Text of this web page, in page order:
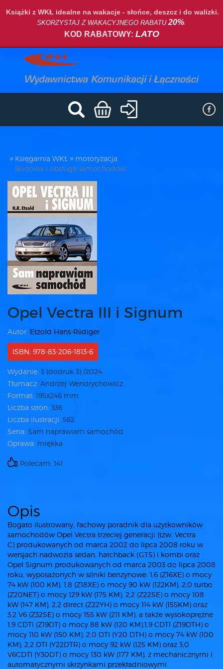
Książki z WKŁ idealne na wakacje - słońce, deszcz i do walizki.
SKORZYSTAJ Z WAKACYJNEGO RABATU20%.
KOD RABATOWY: LATO
Księgarnia WKŁ
motoryzacja
Budowa i obsługa samochodów
Opel Vectra III i Signum
Autor: Etzold Hans-Rüdiger
ISBN: 978-83-206-1813-6
Wydanie: 3 (dodruk 3) /2024
Tłumacz: Andrzej Wendrychowicz
Format: 195x246 mm
Liczba stron: 336
Liczba ilustracji: 562
Seria: Sam naprawiam samochód
Oprawa: miękka
Polecam: 141
Opis
Bogato ilustrowany, fachowy poradnik dla użytkowników
samochodów Opel Vectra trzeciej generacji (tzw. Vectra
C) produkowanych od marca 2002 do lipca 2008 roku w
wersjach nadwozia sedan, hatchback (GTS) i kombi oraz
Opel Signum produkowanych od marca 2003 do lipca 2008
roku, wyposażonych w silniki benzynowe: 1,6 (Z16XE) o mocy
74 kW (100 KM), 1,8 (Z18XE) o mocy 90 kW (122KM), 2,0 turbo
(Z20NET) o mocy 129 kW (175 KM), 2,2 (Z22SE) o mocy 108
kW (147 KM), 2,2 direct (Z22YH) o mocy 114 kW (155KM) oraz
3,2 V6 (Z32SE) o mocy 155 kW (211 KM), a także wysokoprężne
1,9 CDTI (Z19DT) o mocy 88 kW (120 KM),1,9 CDTI (Z19DTH) o
mocy 110 kW (150 KM), 2,0 DTI (Y20 DTH) o mocy 74 kW (100
KM), 2,2 DTI (Y22DTR) o mocy 92 kW (125 KM) oraz 3,0
V6CDTI (Y30DT) o mocy 130 kW (177 KM), z mechanicznymi i
automatycznymi skrzynkami przekładniowymi.